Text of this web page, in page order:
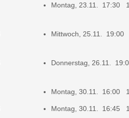
Montag, 23.11. 17:30
Mittwoch, 25.11.
Donnerstag, 26.11.
Montag, 30.11. 16:00
Montag, 30.11. 16:45